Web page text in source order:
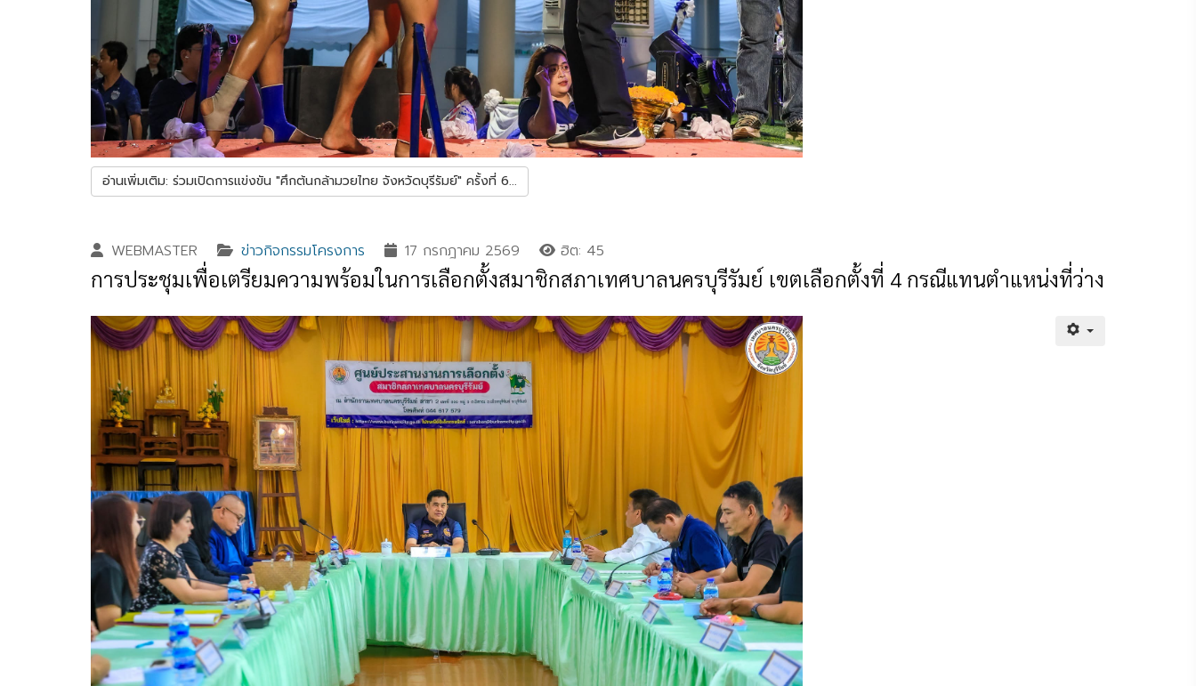
อ่านเพิ่มเติม: ร่วมเปิดการแข่งขัน "ศึกต้นกล้ามวยไทย จังหวัดบุรีรัมย์" ครั้งที่ 6...
WEBMASTER ข่าวกิจกรรมโครงการ 17 กรกฎาคม 2569 ฮิต: 45
การประชุมเพื่อเตรียมความพร้อมในการเลือกตั้งสมาชิกสภาเทศบาลนครบุรีรัมย์ เขตเลือกตั้งที่ 4 กรณีแทนตำแหน่งที่ว่าง